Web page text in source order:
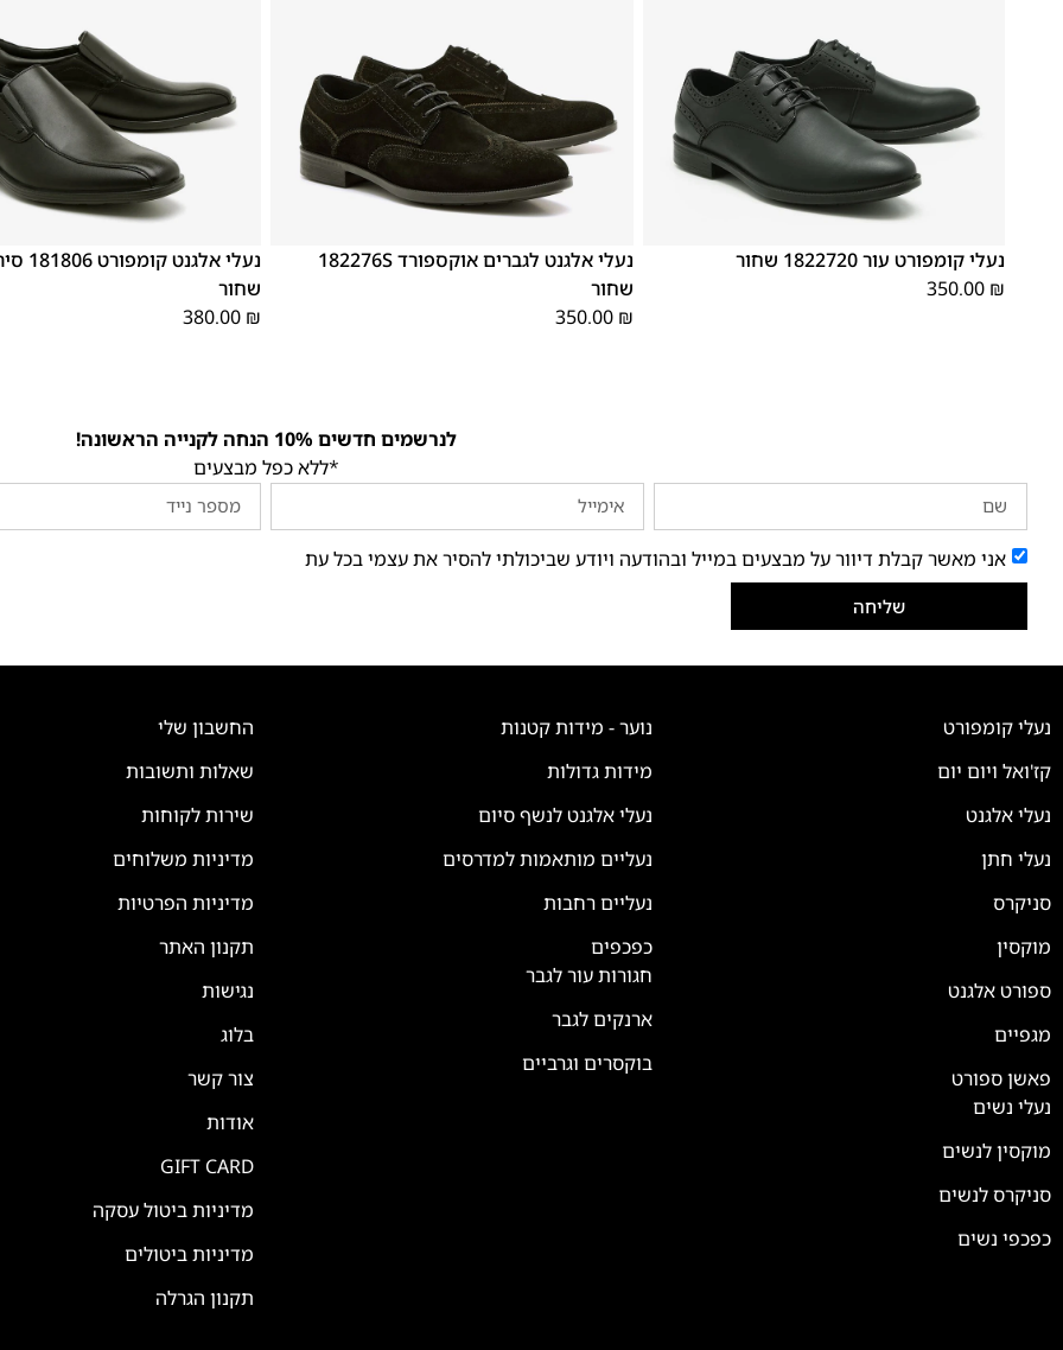
נעלי קומפורט עור 1822720 שחור
350.00 ₪
נעלי אלגנט לגברים אוקספורד 182276S
שחור
350.00 ₪
שחור
380.00 ₪
לנרשמים חדשים 10% הנחה לקנייה הראשונה!
*ללא כפל מבצעים
אני מאשר קבלת דיוור על מבצעים במייל ובהודעה ויודע שביכולתי להסיר את עצמי בכל עת
שליחה
נעלי קומפורט
קז'ואל ויום יום
נעלי אלגנט
נעלי חתן
סניקרס
מוקסין
ספורט אלגנט
מגפיים
פאשן ספורט
נעלי נשים
מוקסין לנשים
סניקרס לנשים
כפכפי נשים
נוער - מידות קטנות
מידות גדולות
נעלי אלגנט לנשף סיום
נעליים מותאמות למדרסים
נעליים רחבות
כפכפים
חגורות עור לגבר
ארנקים לגבר
בוקסרים וגרביים
החשבון שלי
שאלות ותשובות
שירות לקוחות
מדיניות משלוחים
מדיניות הפרטיות
תקנון האתר
נגישות
בלוג
צור קשר
אודות
GIFT CARD
מדיניות ביטול עסקה
מדיניות ביטולים
תקנון הגרלה
💬